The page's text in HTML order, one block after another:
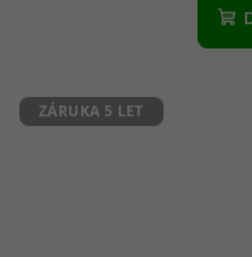
ZÁRUKA 5 LET